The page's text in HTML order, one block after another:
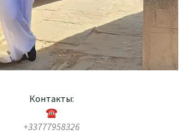
Контакты:
☎
+33777958326